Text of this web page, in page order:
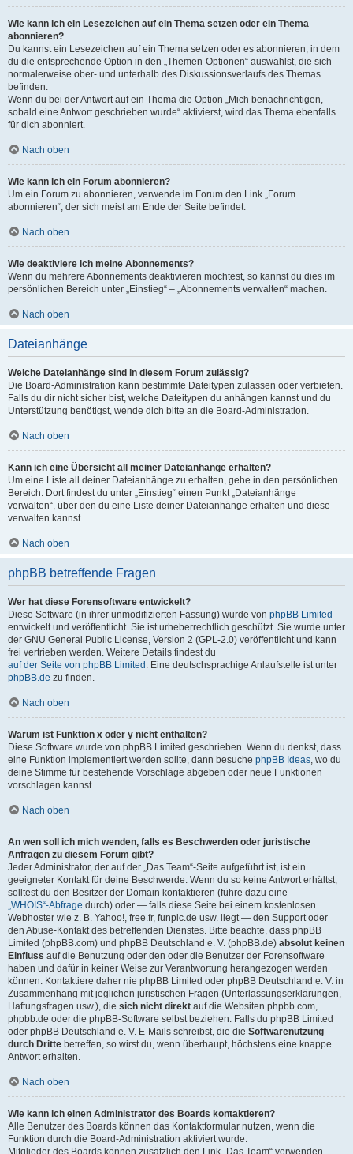
Wie kann ich ein Lesezeichen auf ein Thema setzen oder ein Thema
abonnieren?
Du kannst ein Lesezeichen auf ein Thema setzen oder es abonnieren, in dem
du die entsprechende Option in den „Themen-Optionen“ auswählst, die sich
normalerweise ober- und unterhalb des Diskussionsverlaufs des Themas
befinden.
Wenn du bei der Antwort auf ein Thema die Option „Mich benachrichtigen,
sobald eine Antwort geschrieben wurde“ aktivierst, wird das Thema ebenfalls
für dich abonniert.
Nach oben
Wie kann ich ein Forum abonnieren?
Um ein Forum zu abonnieren, verwende im Forum den Link „Forum
abonnieren“, der sich meist am Ende der Seite befindet.
Nach oben
Wie deaktiviere ich meine Abonnements?
Wenn du mehrere Abonnements deaktivieren möchtest, so kannst du dies im
persönlichen Bereich unter „Einstieg“ – „Abonnements verwalten“ machen.
Nach oben
Dateianhänge
Welche Dateianhänge sind in diesem Forum zulässig?
Die Board-Administration kann bestimmte Dateitypen zulassen oder verbieten.
Falls du dir nicht sicher bist, welche Dateitypen du anhängen kannst und du
Unterstützung benötigst, wende dich bitte an die Board-Administration.
Nach oben
Kann ich eine Übersicht all meiner Dateianhänge erhalten?
Um eine Liste all deiner Dateianhänge zu erhalten, gehe in den persönlichen
Bereich. Dort findest du unter „Einstieg“ einen Punkt „Dateianhänge
verwalten“, über den du eine Liste deiner Dateianhänge erhalten und diese
verwalten kannst.
Nach oben
phpBB betreffende Fragen
Wer hat diese Forensoftware entwickelt?
Diese Software (in ihrer unmodifizierten Fassung) wurde von phpBB Limited
entwickelt und veröffentlicht. Sie ist urheberrechtlich geschützt. Sie wurde unter
der GNU General Public License, Version 2 (GPL-2.0) veröffentlicht und kann
frei vertrieben werden. Weitere Details findest du
auf der Seite von phpBB Limited . Eine deutschsprachige Anlaufstelle ist unter
phpBB.de zu finden.
Nach oben
Warum ist Funktion x oder y nicht enthalten?
Diese Software wurde von phpBB Limited geschrieben. Wenn du denkst, dass
eine Funktion implementiert werden sollte, dann besuche phpBB Ideas, wo du
deine Stimme für bestehende Vorschläge abgeben oder neue Funktionen
vorschlagen kannst.
Nach oben
An wen soll ich mich wenden, falls es Beschwerden oder juristische
Anfragen zu diesem Forum gibt?
Jeder Administrator, der auf der „Das Team“-Seite aufgeführt ist, ist ein
geeigneter Kontakt für deine Beschwerde. Wenn du so keine Antwort erhältst,
solltest du den Besitzer der Domain kontaktieren (führe dazu eine
„WHOIS“-Abfrage durch) oder — falls diese Seite bei einem kostenlosen
Webhoster wie z. B. Yahoo!, free.fr, funpic.de usw. liegt — den Support oder
den Abuse-Kontakt des betreffenden Dienstes. Bitte beachte, dass phpBB
Limited (phpBB.com) und phpBB Deutschland e. V. (phpBB.de) absolut keinen
Einfluss auf die Benutzung oder den oder die Benutzer der Forensoftware
haben und dafür in keiner Weise zur Verantwortung herangezogen werden
können. Kontaktiere daher nie phpBB Limited oder phpBB Deutschland e. V. in
Zusammenhang mit jeglichen juristischen Fragen (Unterlassungserklärungen,
Haftungsfragen usw.), die sich nicht direkt auf die Websiten phpbb.com,
phpbb.de oder die phpBB-Software selbst beziehen. Falls du phpBB Limited
oder phpBB Deutschland e. V. E-Mails schreibst, die die Softwarenutzung
durch Dritte betreffen, so wirst du, wenn überhaupt, höchstens eine knappe
Antwort erhalten.
Nach oben
Wie kann ich einen Administrator des Boards kontaktieren?
Alle Benutzer des Boards können das Kontaktformular nutzen, wenn die
Funktion durch die Board-Administration aktiviert wurde.
Mitglieder des Boards können zusätzlich den Link „Das Team“ verwenden.